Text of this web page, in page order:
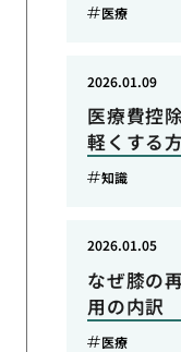
医療
医療費控
軽くする
2026.01.09
知識
なぜ膝の
用の内訳
2026.01.05
医療